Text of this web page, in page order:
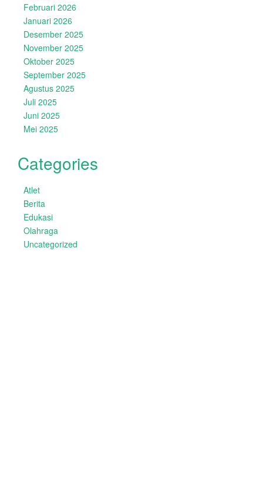
Februari 2026
Januari 2026
Desember 2025
November 2025
Oktober 2025
September 2025
Agustus 2025
Juli 2025
Juni 2025
Mei 2025
Categories
Atlet
Berita
Edukasi
Olahraga
Uncategorized